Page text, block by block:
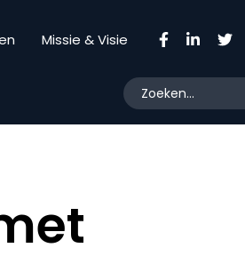
Missie & Visie